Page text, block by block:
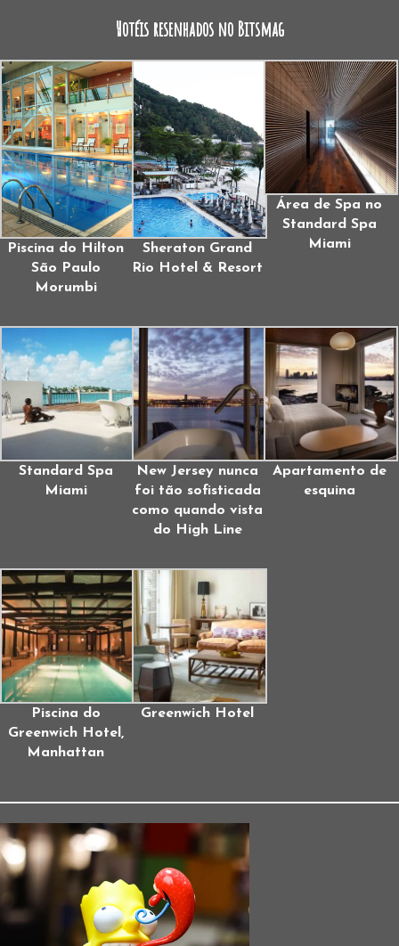
Hotéis resenhados no Bitsmag
Piscina do Hilton
São Paulo
Morumbi
Sheraton Grand
Rio Hotel & Resort
Área de Spa no
Standard Spa
Miami
Standard Spa
Miami
New Jersey nunca
foi tão sofisticada
como quando vista
do High Line
Apartamento de
esquina
Piscina do
Greenwich Hotel,
Manhattan
Greenwich Hotel